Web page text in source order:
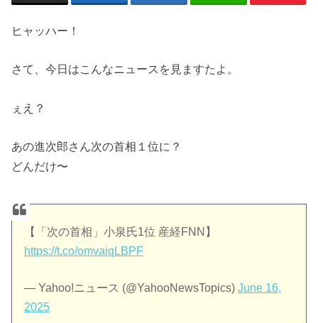
ヒャッハー！
さて、今日はこんなニュースを見ますたよ。
ぇえ？
あの進次郎さん次の首相１位に？
どんだけ〜
【「次の首相」小泉氏1位 産経FNN】
https://t.co/omvaiqLBPF
— Yahoo!ニュース (@YahooNewsTopics)June 16,
2025